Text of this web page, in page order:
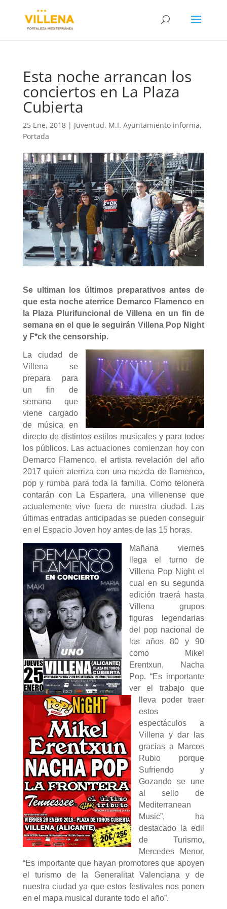
Esta noche arrancan los
conciertos en La Plaza
Cubierta
25 Ene, 2018| Juventud, M.I. Ayuntamiento informa,
Portada
Se ultiman los últimos preparativos antes de
que esta noche aterrice Demarco Flamenco en
la Plaza Plurifuncional de Villena en un fin de
semana en el que le seguirán Villena Pop Night
y F*ck the censorship.
La ciudad de
Villena se
prepara para
un fin de
semana que
viene cargado
de música en
directo de distintos estilos musicales y para todos
los públicos. Las actuaciones comienzan hoy con
Demarco Flamenco, el artista revelación del año
2017 quien aterriza con una mezcla de flamenco,
pop y rumba para toda la familia. Como telonera
contarán con La Espartera, una villenense que
actualemente vive fuera de nuestra ciudad. Las
últimas entradas anticipadas se pueden conseguir
en el Espacio Joven hoy antes de las 15 horas.
Mañana viernes
llega el turno de
Villena Pop Night el
cual en su segunda
edición traerá hasta
Villena grupos
figuras legendarias
del pop nacional de
los años 80 y 90
como Mikel
Erentxun, Nacha
Pop. “Es importante
ver el trabajo que
lleva poder traer
estos
espectáculos a
Villena y dar las
gracias a Marcos
Rubio porque
Sufriendo y
Gozando se une
al sello de
Mediterranean
Music”, ha
destacado la edil
de Turismo,
Mercedes Menor.
“Es importante que hayan promotores que apoyen
el turismo de la Generalitat Valenciana y de
nuestra ciudad ya que estos festivales nos ponen
en el mapa musical durante todo el año”.